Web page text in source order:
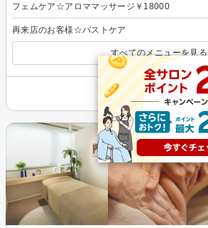
フェムケア☆アロママッサージ￥18000
再来店のお客様☆バストケア
すべてのメニューを見る
その他の情報を表示